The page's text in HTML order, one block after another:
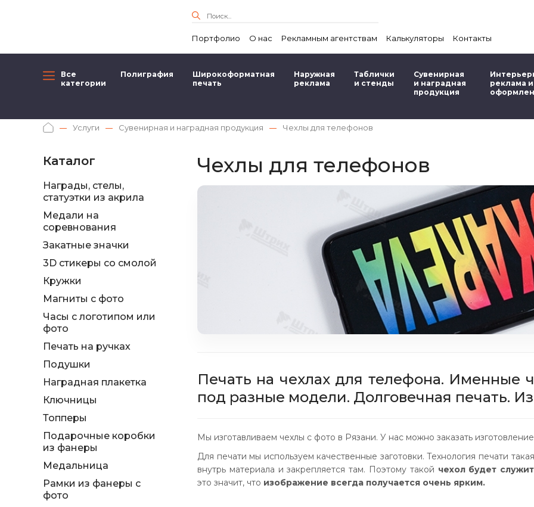
Портфолио О нас Рекламным агентствам Калькуляторы Контакты
Полиграфия
Широкоформатная
печать
Наружная
реклама
Таблички
и стенды
Сувенирная
и наградная
продукция
реклама и
Все
категории
Услуги Сувенирная и наградная продукция Чехлы для телефонов
Каталог
Награды, стелы,
статуэтки из акрила
Медали на
соревнования
Закатные значки
3D стикеры со смолой
Кружки
Магниты с фото
Часы с логотипом или
фото
Печать на ручках
Подушки
Наградная плакетка
Ключницы
Топперы
Подарочные коробки
из фанеры
Медальница
Рамки из фанеры с
фото
Чехлы для телефонов
Печать на чехлах для телефона. Именные
под разные модели. Долговечная печать.
Мы изготавливаем чехлы с фото в Рязани. У нас можно заказать
Для печати мы используем качественные заготовки. Технология печати
внутрь материала и закрепляется там. Поэтому такой чехол будет
это значит, что изображение всегда получается очень ярким.